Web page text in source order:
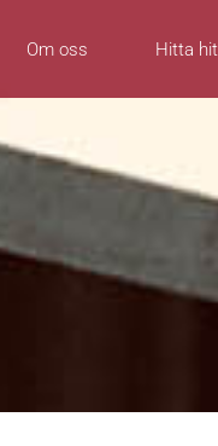
Om oss Hitta hit